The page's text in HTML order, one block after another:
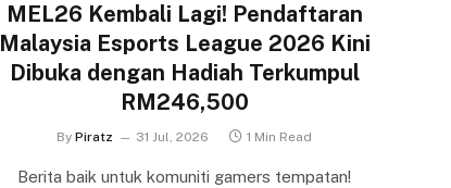
MEL26 Kembali Lagi! Pendaftaran
Malaysia Esports League 2026 Kini
Dibuka dengan Hadiah Terkumpul
RM246,500
By Piratz 31 Jul, 2026 1 Min Read
Berita baik untuk komuniti gamers tempatan!